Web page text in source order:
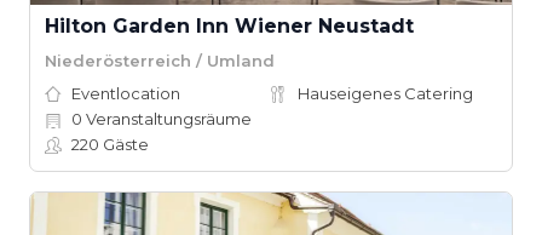
Hilton Garden Inn Wiener Neustadt
Niederösterreich / Umland
Eventlocation
Hauseigenes Catering
0 Veranstaltungsräume
220 Gäste